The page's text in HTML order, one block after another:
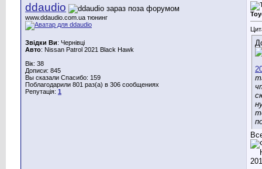
ddaudio
www.ddaudio.com.ua тюнинг
Звідки Ви: Чернівці
Авто: Nissan Patrol 2021 Black Hawk
Вік: 38
Дописи: 845
Вы сказали Спасибо: 159
Поблагодарили 801 раз(а) в 306 сообщениях
Репутація: 1